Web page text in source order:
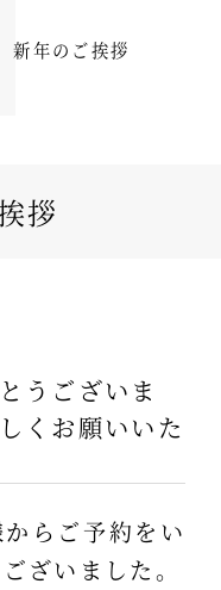
新年のご挨拶
拶
うございま
くお願いいた
らご予約をい
ざいました。